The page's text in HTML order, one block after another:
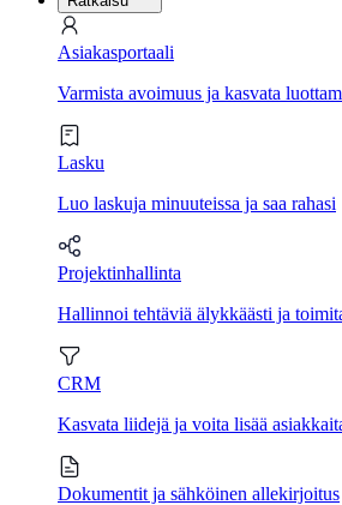
Asiakasportaali
Varmista avoimuus ja kasvata
Lasku
Luo laskuja minuuteissa ja saa rahasi
Projektinhallinta
Hallinnoi tehtäviä älykkäästi ja
CRM
Kasvata liidejä ja voita lisää
Dokumentit ja sähköinen allekirjoitus